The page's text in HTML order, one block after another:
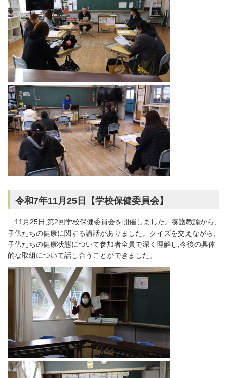
令和7年11月25日【学校保健委員会】
11月25日,第2回学校保健委員会を開催しました。養護教諭から,
子供たちの健康に関する講話がありました。クイズを交えながら,
子供たちの健康状態について参加者全員で深く理解し,今後の具体
的な取組について話し合うことができました。